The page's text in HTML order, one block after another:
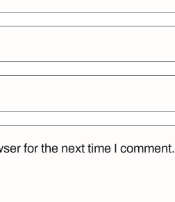
for the next time I comment.